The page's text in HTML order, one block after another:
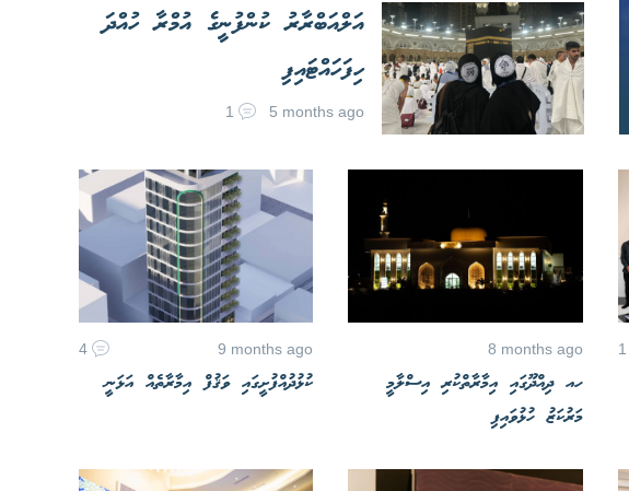
އަލްއަބްރާރު ކުންފުނީގެ އުމްރާ ހުއްދަ
ހިފަހައްޓައިފި
5 months ago
1
1
8 months ago
ހއ ދިއްދޫގައި އިމާރާތްކުރި އިސްލާމީ
މަރުކަޒު ހުޅުވައިފި
9 months ago
4
ކުޅުދުއްފުށީގައި ވަޤުފް އިމާރާތެއް އަޅަނީ